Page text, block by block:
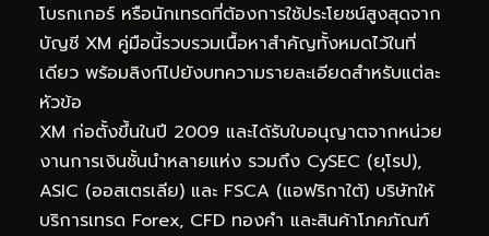
โบรกเกอร์ หรือนักเทรดที่ต้องการใช้ประโยชน์สูงสุดจาก
บัญชี XM คู่มือนี้รวบรวมเนื้อหาสำคัญทั้งหมดไว้ในที่
เดียว พร้อมลิงก์ไปยังบทความรายละเอียดสำหรับแต่ละ
หัวข้อ
XM ก่อตั้งขึ้นในปี 2009 และได้รับใบอนุญาตจากหน่วย
งานการเงินชั้นนำหลายแห่ง รวมถึง CySEC (ยุโรป),
ASIC (ออสเตรเลีย) และ FSCA (แอฟริกาใต้) บริษัทให้
บริการเทรด Forex, CFD ทองคำ และสินค้าโภคภัณฑ์